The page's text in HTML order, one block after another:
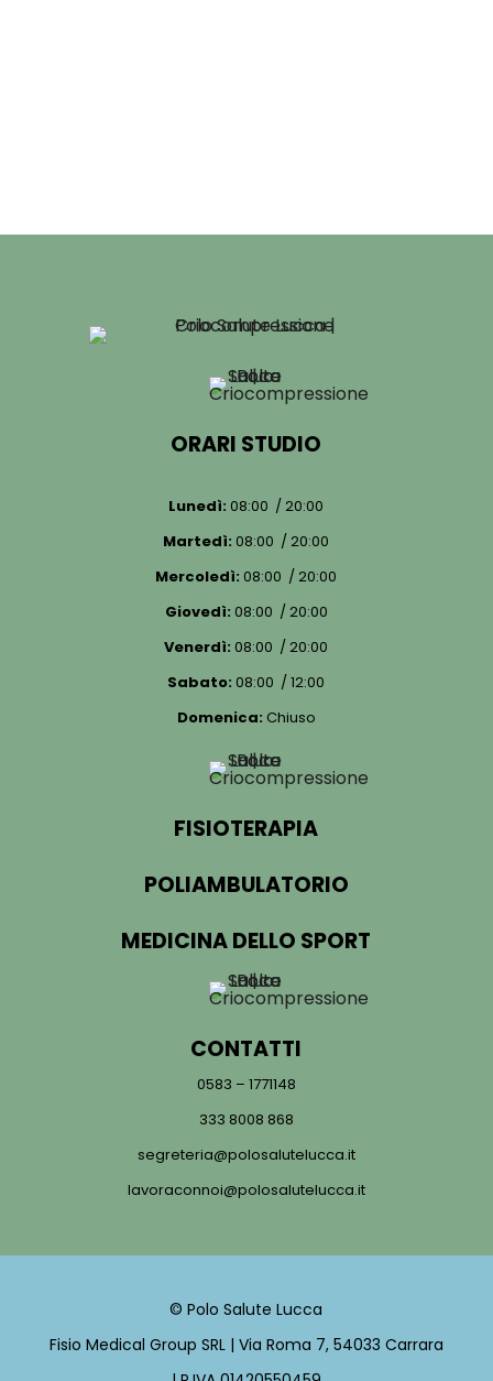
ORARI STUDIO
Lunedì: 08:00 / 20:00
Martedì: 08:00 / 20:00
Mercoledì: 08:00 / 20:00
Giovedì: 08:00 / 20:00
Venerdì: 08:00 / 20:00
Sabato: 08:00 / 12:00
Domenica: Chiuso
FISIOTERAPIA
POLIAMBULATORIO
MEDICINA DELLO SPORT
CONTATTI
0583 – 1771148
333 8008 868
segreteria@polosalutelucca.it
lavoraconnoi@polosalutelucca.it
© Polo Salute Lucca
Fisio Medical Group SRL | Via Roma 7, 54033 Carrara